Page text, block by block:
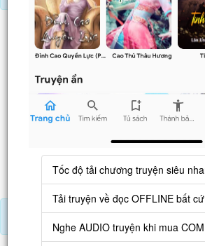
Nạp Lịch Thạch
Tốc độ tải chương truyện siêu
Tải truyện về đọc OFFLINE bất
Nghe AUDIO truyện khi mua